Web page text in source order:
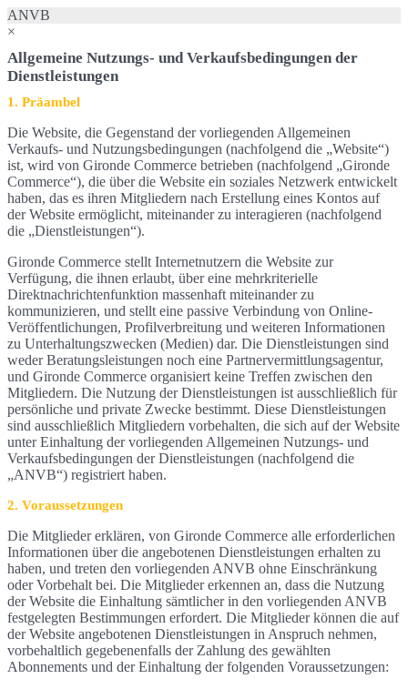
ANVB
×
Allgemeine Nutzungs- und Verkaufsbedingungen der
Dienstleistungen
1. Präambel
Die Website, die Gegenstand der vorliegenden Allgemeinen
Verkaufs- und Nutzungsbedingungen (nachfolgend die „Website“)
ist, wird von Gironde Commerce betrieben (nachfolgend „Gironde
Commerce“), die über die Website ein soziales Netzwerk entwickelt
haben, das es ihren Mitgliedern nach Erstellung eines Kontos auf
der Website ermöglicht, miteinander zu interagieren (nachfolgend
die „Dienstleistungen“).
Gironde Commerce stellt Internetnutzern die Website zur
Verfügung, die ihnen erlaubt, über eine mehrkriterielle
Direktnachrichtenfunktion massenhaft miteinander zu
kommunizieren, und stellt eine passive Verbindung von Online-
Veröffentlichungen, Profilverbreitung und weiteren Informationen
zu Unterhaltungszwecken (Medien) dar. Die Dienstleistungen sind
weder Beratungsleistungen noch eine Partnervermittlungsagentur,
und Gironde Commerce organisiert keine Treffen zwischen den
Mitgliedern. Die Nutzung der Dienstleistungen ist ausschließlich für
persönliche und private Zwecke bestimmt. Diese Dienstleistungen
sind ausschließlich Mitgliedern vorbehalten, die sich auf der Website
unter Einhaltung der vorliegenden Allgemeinen Nutzungs- und
Verkaufsbedingungen der Dienstleistungen (nachfolgend die
„ANVB“) registriert haben.
2. Voraussetzungen
Die Mitglieder erklären, von Gironde Commerce alle erforderlichen
Informationen über die angebotenen Dienstleistungen erhalten zu
haben, und treten den vorliegenden ANVB ohne Einschränkung
oder Vorbehalt bei. Die Mitglieder erkennen an, dass die Nutzung
der Website die Einhaltung sämtlicher in den vorliegenden ANVB
festgelegten Bestimmungen erfordert. Die Mitglieder können die auf
der Website angebotenen Dienstleistungen in Anspruch nehmen,
vorbehaltlich gegebenenfalls der Zahlung des gewählten
Abonnements und der Einhaltung der folgenden Voraussetzungen: